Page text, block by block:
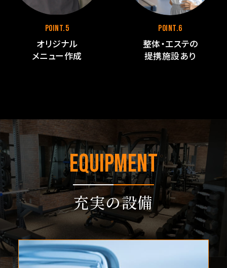
POINT.5
オリジナル
メニュー作成
POINT.6
整体・エステの
提携施設あり
Equipment
充実の設備